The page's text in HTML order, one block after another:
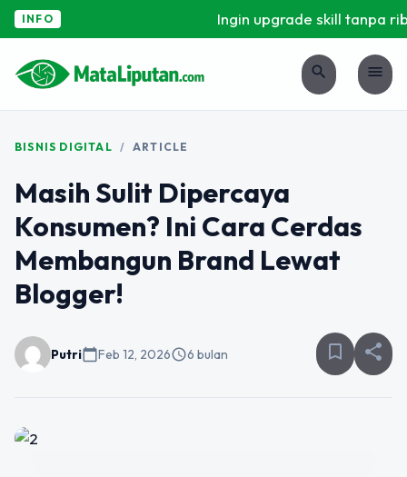
INFO Ingin upgrade skill tanpa
search menu
BISNIS DIGITAL / ARTICLE
Masih Sulit Dipercaya
Konsumen? Ini Cara Cerdas
Membangun Brand Lewat
Blogger!
Putricalendar_todayFeb 12, 2026schedule6 bulan bookmark_border share